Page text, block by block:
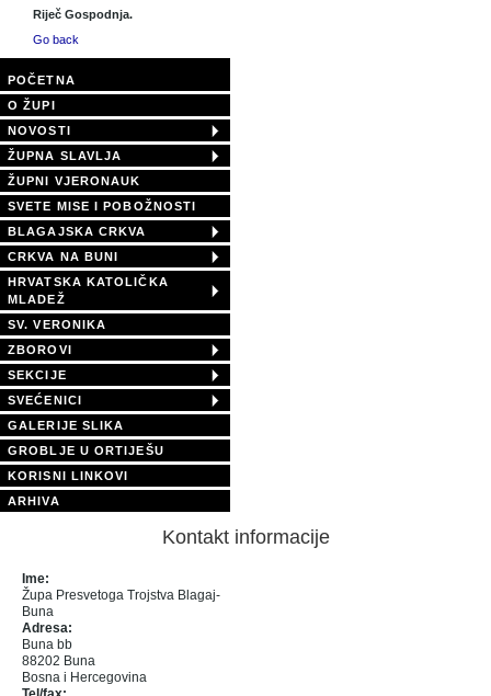
Riječ Gospodnja.
Go back
POČETNA
O ŽUPI
NOVOSTI
ŽUPNA SLAVLJA
ŽUPNI VJERONAUK
SVETE MISE I POBOŽNOSTI
BLAGAJSKA CRKVA
CRKVA NA BUNI
HRVATSKA KATOLIČKA
MLADEŽ
SV. VERONIKA
ZBOROVI
SEKCIJE
SVEĆENICI
GALERIJE SLIKA
GROBLJE U ORTIJEŠU
KORISNI LINKOVI
ARHIVA
Kontakt informacije
Ime:
Župa Presvetoga Trojstva Blagaj-
Buna
Adresa:
Buna bb
88202 Buna
Bosna i Hercegovina